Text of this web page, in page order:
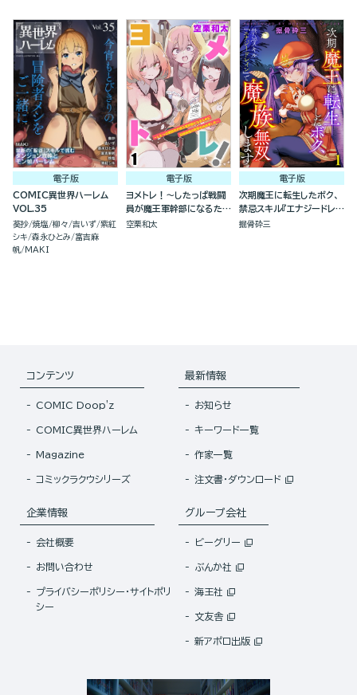
電子版
COMIC異世界ハーレム
VOL.35
葵抄 焼塩 柳々 吉いず 紫紅
シキ 森永ひとみ
富吉麻
帆
MAKI
電子版
ヨメトレ！～したっぱ戦闘
員が魔王軍幹部になるため
に花嫁候補の教育を始めま
空栗和太
電子版
次期魔王に転生したボク、
禁忌スキル『エナジードレイ
ン』で魔族無双します（分冊
掘骨砕三
コンテンツ
COMIC Doop'z
COMIC異世界ハーレム
Magazine
コミックラクウシリーズ
最新情報
お知らせ
キーワード一覧
作家一覧
注文書・ダウンロード
企業情報
会社概要
お問い合わせ
プライバシーポリシー・サイトポリ
シー
グループ会社
ビーグリー
ぶんか社
海王社
文友舎
新アポロ出版